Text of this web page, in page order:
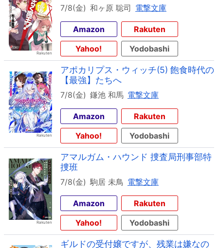
7/8(金) 和ヶ原 聡司 電撃文庫
Amazon
Rakuten
Yahoo!
Yodobashi
アポカリプス・ウィッチ(5) 飽食時代の
【最強】たちへ
7/8(金) 鎌池 和馬 電撃文庫
Amazon
Rakuten
Yahoo!
Yodobashi
アマルガム・ハウンド 捜査局刑事部特
捜班
7/8(金) 駒居 未鳥 電撃文庫
Amazon
Rakuten
Yahoo!
Yodobashi
ギルドの受付嬢ですが、残業は嫌なの